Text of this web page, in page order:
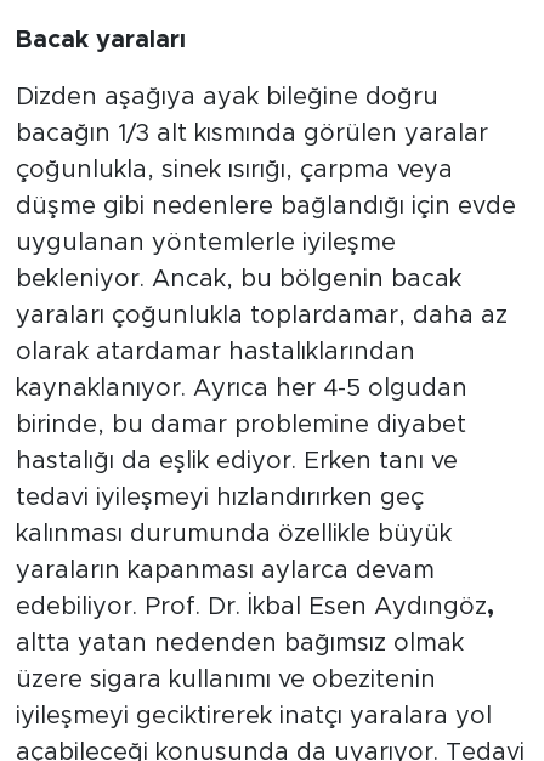
Bacak yaraları
Dizden aşağıya ayak bileğine doğru
bacağın 1/3 alt kısmında görülen yaralar
çoğunlukla, sinek ısırığı, çarpma veya
düşme gibi nedenlere bağlandığı için evde
uygulanan yöntemlerle iyileşme
bekleniyor. Ancak, bu bölgenin bacak
yaraları çoğunlukla toplardamar, daha az
olarak atardamar hastalıklarından
kaynaklanıyor. Ayrıca her 4-5 olgudan
birinde, bu damar problemine diyabet
hastalığı da eşlik ediyor. Erken tanı ve
tedavi iyileşmeyi hızlandırırken geç
kalınması durumunda özellikle büyük
yaraların kapanması aylarca devam
edebiliyor. Prof. Dr. İkbal Esen Aydıngöz,
altta yatan nedenden bağımsız olmak
üzere sigara kullanımı ve obezitenin
iyileşmeyi geciktirerek inatçı yaralara yol
açabileceği konusunda da uyarıyor. Tedavi